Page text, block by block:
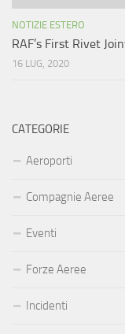
NOTIZIE ESTERO
RAF’s First Rivet
16 LUG, 2020
CATEGORIE
Aeroporti
Compagnie Aeree
Eventi
Forze Aeree
Incidenti